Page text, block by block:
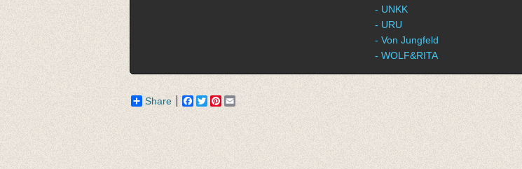
- UNKK
- URU
- Von Jungfeld
- WOLF&RITA
Share Facebook
TwitterPinterest